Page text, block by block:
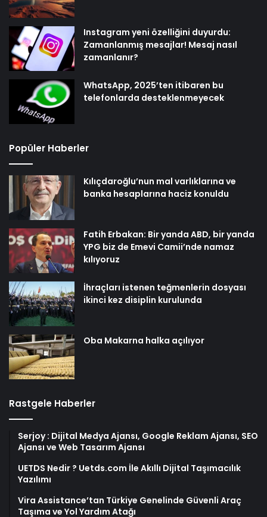
Instagram yeni özelliğini duyurdu:
Zamanlanmış mesajlar! Mesaj nasıl
zamanlanır?
WhatsApp, 2025’ten itibaren bu
telefonlarda desteklenmeyecek
Popüler Haberler
Kılıçdaroğlu’nun mal varlıklarına ve
banka hesaplarına haciz konuldu
Fatih Erbakan: Bir yanda ABD, bir yanda
YPG biz de Emevi Camii’nde namaz
kılıyoruz
İhraçları istenen teğmenlerin dosyası
ikinci kez disiplin kurulunda
Oba Makarna halka açılıyor
Rastgele Haberler
Serjoy : Dijital Medya Ajansı, Google Reklam Ajansı, SEO
Ajansı ve Web Tasarım Ajansı
UETDS Nedir ? Uetds.com İle Akıllı Dijital Taşımacılık
Yazılımı
Vira Assistance’tan Türkiye Genelinde Güvenli Araç
Taşıma ve Yol Yardım Atağı